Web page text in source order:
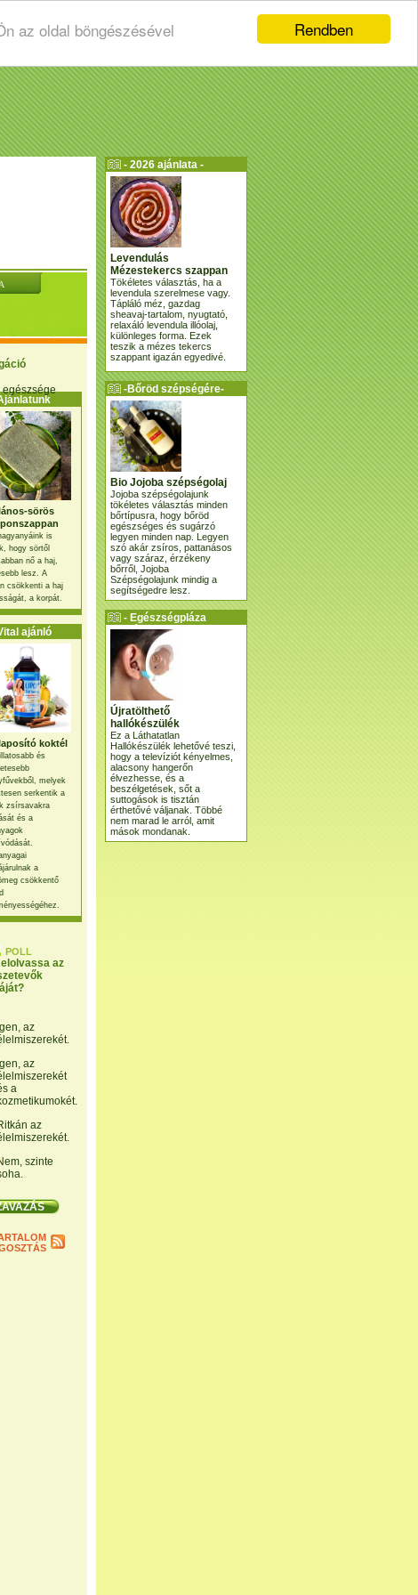
Rendben
az oldal böngészésével
egészsége
sörös
is
hogy sörtől
nő a haj,
lesz. A
csökkenti a haj
a korpát.
ajánló
koktél
és
melyek
serkentik a
zsírsavakra
és a
a
csökkentő
POLL
elolvassa az
Igen, az
Igen, az
a
az
szinte
- 2026 ajánlata -
Levendulás
Mézestekercs szappan
Tökéletes választás, ha a
levendula szerelmese vagy.
Tápláló méz, gazdag
sheavaj-tartalom, nyugtató,
relaxáló levendula illóolaj,
különleges forma. Ezek
teszik a mézes tekercs
szappant igazán egyedivé.
-Bőröd szépségére-
Bio Jojoba szépségolaj
Jojoba szépségolajunk
tökéletes választás minden
bőrtípusra, hogy bőröd
egészséges és sugárzó
legyen minden nap. Legyen
szó akár zsíros, pattanásos
vagy száraz, érzékeny
bőrről, Jojoba
Szépségolajunk mindig a
segítségedre lesz.
- Egészségpláza
ajánlatunk -
Újratölthető
hallókészülék
Ez a Láthatatlan
Hallókészülék lehetővé teszi,
hogy a televíziót kényelmes,
alacsony hangerőn
élvezhesse, és a
beszélgetések, sőt a
suttogások is tisztán
érthetővé váljanak. Többé
nem marad le arról, amit
mások mondanak.